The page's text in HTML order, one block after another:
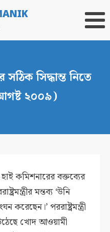
সিদ্ধান্ত নিতে
২০০৯)
কমিশনারের বক্তব্যের
মন্তব্য ‘উনি
পররাষ্ট্রমন্ত্রী
খোদ আওয়ামী